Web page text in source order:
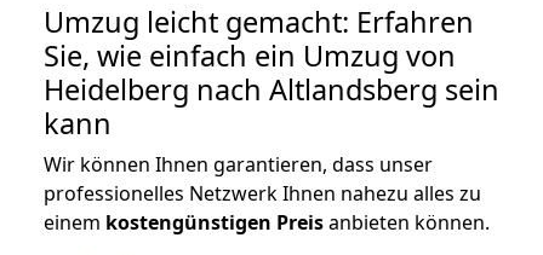
Umzug leicht gemacht: Erfahren
Sie, wie einfach ein Umzug von
Heidelberg nach Altlandsberg sein
kann
Wir können Ihnen garantieren, dass unser
professionelles Netzwerk Ihnen nahezu alles zu
einem kostengünstigen Preisanbieten können.